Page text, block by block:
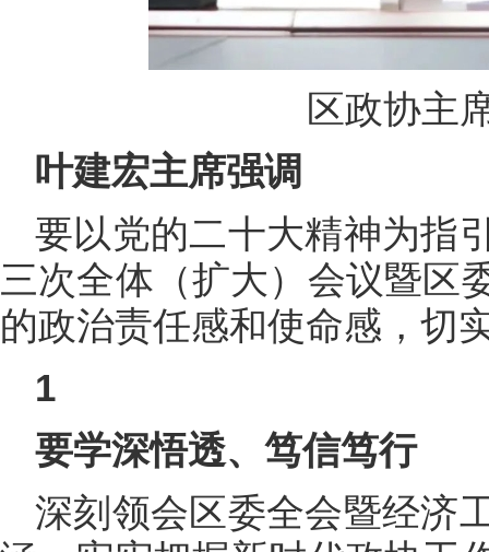
区政协主
叶建宏主席强调
要以党的二十大精神为指
三次全体（扩大）会议暨区
的政治责任感和使命感，切
1
要学深悟透、笃信笃行
深刻领会区委全会暨经济